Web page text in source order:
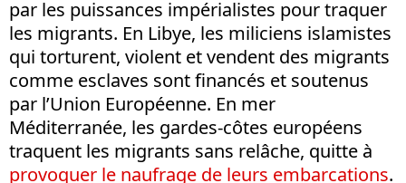
par les puissances impérialistes pour traquer
les migrants. En Libye, les miliciens islamistes
qui torturent, violent et vendent des migrants
comme esclaves sont financés et soutenus
par l’Union Européenne. En mer
Méditerranée, les gardes-côtes européens
traquent les migrants sans relâche, quitte à
provoquer le naufrage de leurs embarcations.